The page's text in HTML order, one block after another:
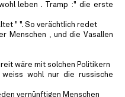
leben . Tramp :" die erste
" ". So verächtlich redet
Menschen , und die Vasallen
wäre mit solchen Politikern
wohl nur die russische
vernünftigen Menschen